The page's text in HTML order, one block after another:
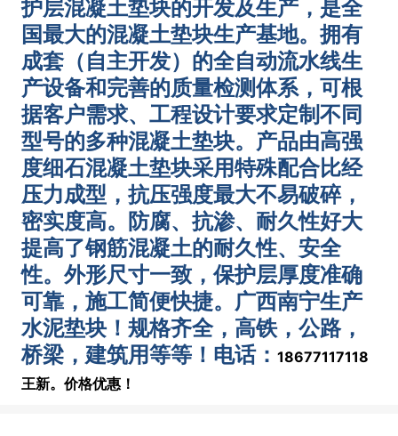
护层混凝土垫块的开发及生产，是全
国最大的混凝土垫块生产基地。拥有
成套（自主开发）的全自动流水线生
产设备和完善的质量检测体系，可根
据客户需求、工程设计要求定制不同
型号的多种混凝土垫块。产品由高强
度细石混凝土垫块采用特殊配合比经
压力成型，抗压强度最大不易破碎，
密实度高。防腐、抗渗、耐久性好大
提高了钢筋混凝土的耐久性、安全
性。外形尺寸一致，保护层厚度准确
可靠，施工简便快捷。
广西南宁生产
水泥垫块！规格齐全，高铁，公路，
桥梁，建筑用等等！电话： 18677117118
王新。价格优惠！